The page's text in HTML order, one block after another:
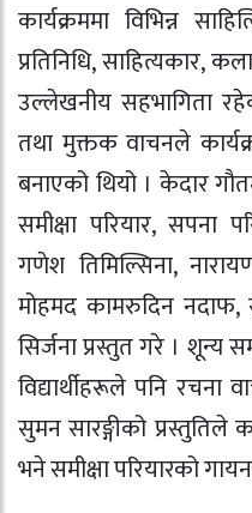
कार्यक्रममा विभिन्न
प्रतिनिधि, साहित्यकार,
उल्लेखनीय सहभागिता
तथा मुक्तक वाचनले
बनाएको थियो । केदार
समीक्षा परियार, सपना
गणेश तिमिल्सिना,
मोहमद कामरुदिन नदाफ,
सिर्जना प्रस्तुत गरे ।
विद्यार्थीहरूले पनि रचना
सुमन सारङ्गीको
भने समीक्षा परियारको